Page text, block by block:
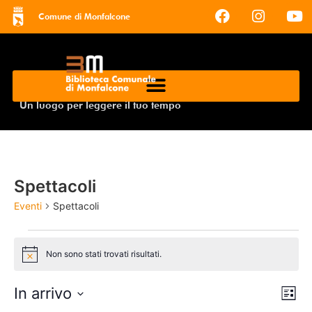
Comune di Monfalcone
Un luogo per leggere il tuo tempo
Spettacoli
Eventi Spettacoli
NoticeNon sono stati trovati risultati.
Lista
In arrivo